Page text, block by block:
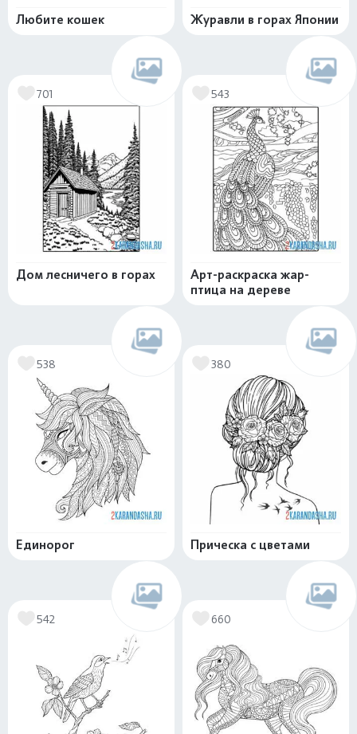
Любите кошек Журавли в горах Японии
701
Дом лесничего в горах
543
Арт-раскраска жар-
птица на дереве
538
Единорог
380
Прическа с цветами
542 660